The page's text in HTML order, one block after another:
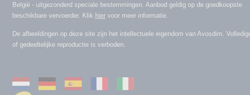
België - uitgezonderd speciale bestemmingen. Aanbod geldig op de goedkoopste
beschikbare vervoerder. Klik hier voor meer informatie.
De afbeeldingen op deze site zijn het intellectuele eigendom van Avosdim.
of gedeeltelijke reproductie is verboden.